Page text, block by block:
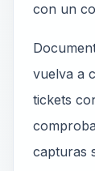
con un
vuelva a
tickets
capturas